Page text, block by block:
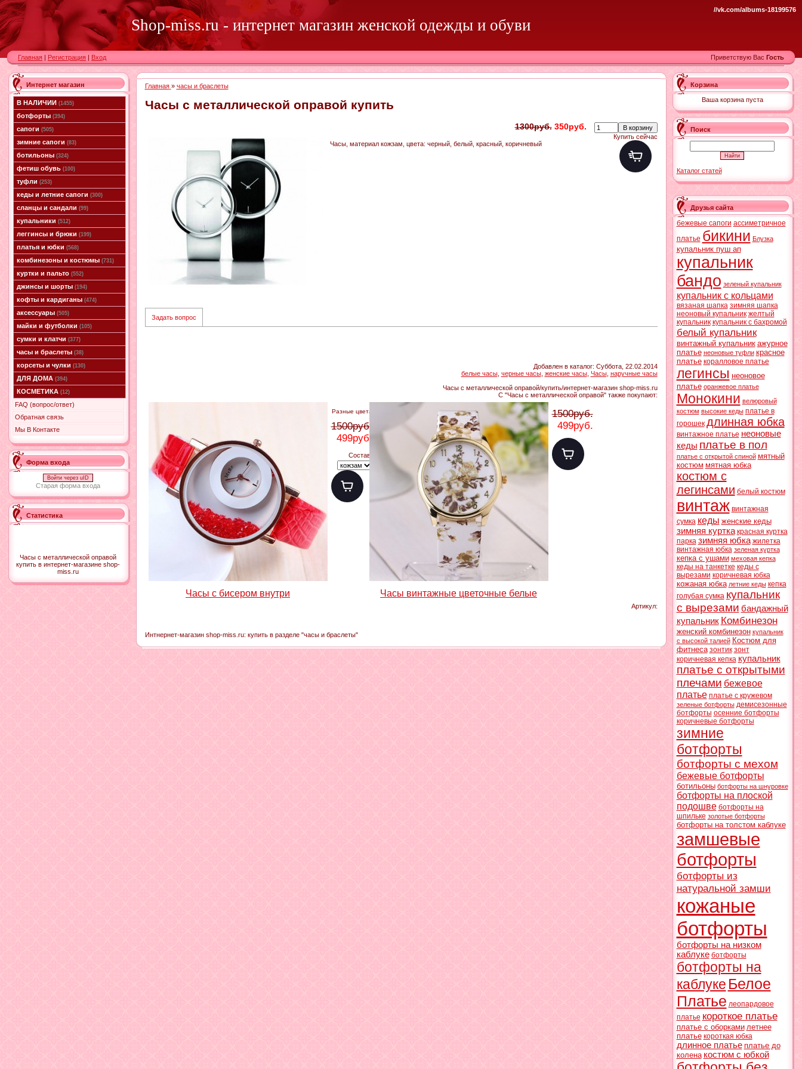
Shop-miss.ru - интернет магазин женской одежды и обуви
//vk.com/albums-18199576
Главная | Регистрация | Вход Приветствую Вас Гость
Интернет магазин
В НАЛИЧИИ(1455)
ботфорты(394)
сапоги(505)
зимние сапоги(83)
ботильоны(324)
фетиш обувь(100)
туфли(253)
кеды и летние сапоги(300)
сланцы и сандали(99)
купальники(512)
леггинсы и брюки(199)
платья и юбки(568)
комбинезоны и костюмы(731)
куртки и пальто(552)
джинсы и шорты(194)
кофты и кардиганы(474)
аксессуары(505)
майки и футболки(105)
сумки и клатчи(377)
часы и браслеты(38)
корсеты и чулки(130)
ДЛЯ ДОМА(394)
КОСМЕТИКА(12)
FAQ (вопрос/ответ)
Обратная связь
Мы В Контакте
Форма входа
Войти через uID
Старая форма входа
Статистика
Часы с металлической оправой
купить в интернет-магазине shop-
miss.ru
Главная » часы и браслеты
Часы с металлической оправой купить
1300руб. 350руб.
Часы, материал кожзам, цвета: черный, белый, красный, коричневый
Купить сейчас
Задать вопрос
Добавлен в каталог: Суббота, 22.02.2014
белые часы, черные часы, женские часы, Часы, наручные часы
Часы с металлической оправой/купить/интернет-магазин shop-miss.ru
С "Часы с металлической оправой" также покупают:
Часы с бисером внутри
Разные цвета
1500руб.
499руб.
Состав:
Часы винтажные цветочные белые
1500руб.
499руб.
Артикул:
Интнернет-магазин shop-miss.ru: купить в разделе "часы и браслеты"
Корзина
Ваша корзина пуста
Поиск
Каталог статей
Друзья сайта
бежевые сапоги ассиметричное
платье бикини Блузка
купальник пуш ап
купальник
бандо зеленый купальник
купальник с кольцами
вязаная шапка зимняя шапка
неоновый купальник желтый
купальник купальник с бахромой
белый купальник
винтажный купальник ажурное
платье неоновые туфли красное
платье коралловое платье
легинсы неоновое
платье оранжевое платье
Монокини велюровый
костюм высокие кеды платье в
горошек длинная юбка
винтажное платье неоновые
кеды платье в пол
платье с открытой спиной мятный
костюм мятная юбка
костюм с
легинсами белый костюм
винтаж винтажная
сумка кеды женские кеды
зимняя куртка красная куртка
парка зимняя юбка жилетка
винтажная юбка зеленая куртка
кепка с ушами меховая кепка
кеды на танкетке кеды с
вырезами коричневая юбка
кожаная юбка летние кеды кепка
голубая сумка купальник
с вырезами бандажный
купальник Комбинезон
женский комбинезон купальник
с высокой талией Костюм для
фитнеса зонтик зонт
коричневая кепка купальник
платье с открытыми
плечами бежевое
платье платье с кружевом
зеленые ботфорты демисезонные
ботфорты осенние ботфорты
коричневые ботфорты
зимние
ботфорты
ботфорты с мехом
бежевые ботфорты
ботильоны ботфорты на шнуровке
ботфорты на плоской
подошве ботфорты на
шпильке золотые ботфорты
ботфорты на толстом каблуке
замшевые
ботфорты
ботфорты из
натуральной замши
кожаные
ботфорты
ботфорты на низком
каблуке ботфорты
ботфорты на
каблуке Белое
Платье леопардовое
платье короткое платье
платье с оборками летнее
платье короткая юбка
длинное платье платье до
колена костюм с юбкой